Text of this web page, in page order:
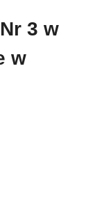
3 w
w